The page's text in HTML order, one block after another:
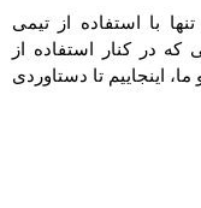
با استفاده از تیمی
در کنار استفاده از
اینجاییم تا دستاوردی